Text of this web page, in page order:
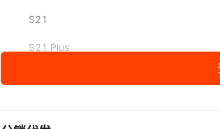
S21
S21 Plus